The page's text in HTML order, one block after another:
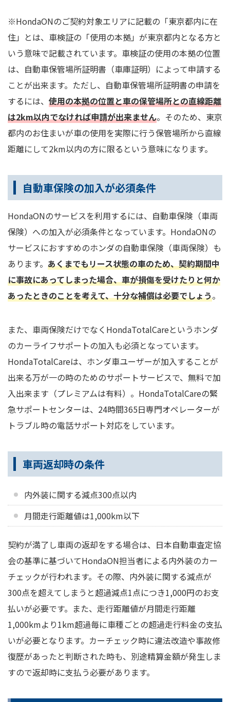
※HondaONのご契約対象エリアに記載の「東京都内に在
住」とは、車検証の「使用の本拠」が東京都内となる方と
いう意味で記載されています。車検証の使用の本拠の位置
は、自動車保管場所証明書（車庫証明）によって申請する
ことが出来ます。ただし、自動車保管場所証明書の申請を
するには、 使用の本拠の位置と車の保管場所との直線距離
は2km以内でなければ申請が出来ません。そのため、東京
都内のお住まいが車の使用を実際に行う保管場所から直線
距離にして2km以内の方に限るという意味になります。
自動車保険の加入が必須条件
HondaONのサービスを利用するには、自動車保険（車両
保険）への加入が必須条件となっています。HondaONの
サービスにおすすめのホンダの自動車保険（車両保険）も
あります。 あくまでもリース状態の車のため、契約期間中
に事故にあってしまった場合、車が損傷を受けたりと何か
あったときのことを考えて、十分な補償は必要でしょう。
また、車両保険だけでなくHondaTotalCareというホンダ
のカーライフサポートの加入も必須となっています。
HondaTotalCareは、ホンダ車ユーザーが加入することが
出来る万が一の時のためのサポートサービスで、無料で加
入出来ます（プレミアムは有料）。HondaTotalCareの緊
急サポートセンターは、24時間365日専門オペレーターが
トラブル時の電話サポート対応をしています。
車両返却時の条件
内外装に関する減点300点以内
月間走行距離値は1,000km以下
契約が満了し車両の返却をする場合は、日本自動車査定協
会の基準に基づいてHondaON担当者による内外装のカー
チェックが行われます。その際、内外装に関する減点が
300点を超えてしまうと超過減点1点につき1,000円のお支
払いが必要です。また、走行距離値が月間走行距離
1,000kmより1km超過毎に車種ごとの超過走行料金の支払
いが必要となります。カーチェック時に違法改造や事故修
復歴があったと判断された時も、別途精算金額が発生しま
すので返却時に支払う必要があります。